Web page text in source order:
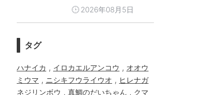
2026年08月5日
タグ
ハナイカ , イロカエルアンコウ , オオウ
ミウマ , ニシキフウライウオ , ヒレナガ
ネジリンボウ , 真鯛のだいちゃん , クマ